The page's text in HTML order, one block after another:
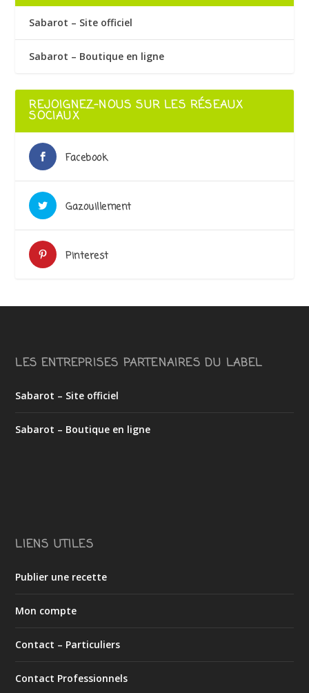
Sabarot – Site officiel
Sabarot – Boutique en ligne
REJOIGNEZ-NOUS SUR LES RÉSEAUX
SOCIAUX
Facebook
Gazouillement
Pinterest
LES ENTREPRISES PARTENAIRES DU LABEL
Sabarot – Site officiel
Sabarot – Boutique en ligne
LIENS UTILES
Publier une recette
Mon compte
Contact – Particuliers
Contact Professionnels